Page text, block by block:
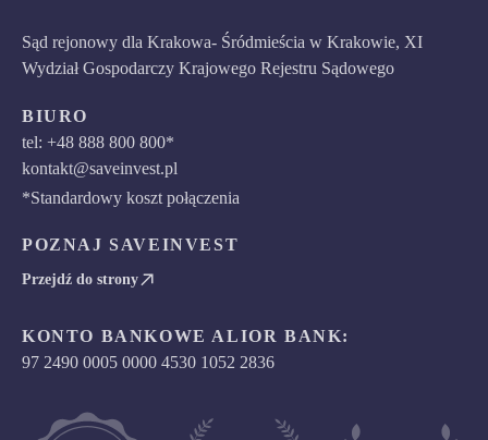
Sąd rejonowy dla Krakowa- Śródmieścia w Krakowie, XI
Wydział Gospodarczy Krajowego Rejestru Sądowego
BIURO
tel: +48 888 800 800*
kontakt@saveinvest.pl
*Standardowy koszt połączenia
POZNAJ SAVEINVEST
Przejdź do strony
KONTO BANKOWE ALIOR BANK:
97 2490 0005 0000 4530 1052 2836